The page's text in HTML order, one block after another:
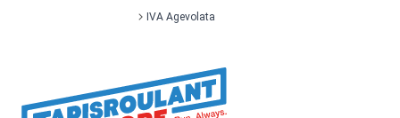
IVA Agevolata